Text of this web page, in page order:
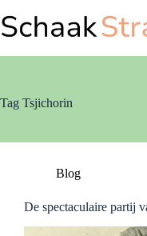
naar
de
Tag Tsjichorin
Blog
De spectaculaire partij